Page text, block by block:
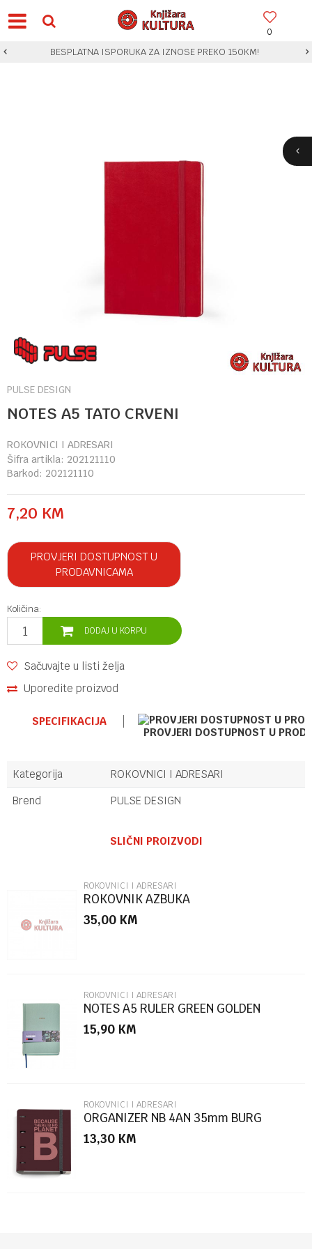
0
BESPLATNA ISPORUKA ZA IZNOSE PREKO 150KM!
PULSE DESIGN
NOTES A5 TATO CRVENI
ROKOVNICI I ADRESARI
Šifra artikla: 202121110
Barkod: 202121110
7,20 KM
PROVJERI DOSTUPNOST U
PRODAVNICAMA
Količina:
DODAJ U KORPU
Sačuvajte u listi želja
Uporedite proizvod
SPECIFIKACIJA
PROVJERI DOSTUPNOST U
Kategorija
ROKOVNICI I ADRESARI
Brend
PULSE DESIGN
Poruka
POŠALJI
SLIČNI PROIZVODI
ROKOVNICI I ADRESARI
ROKOVNIK AZBUKA
35,00 KM
ROKOVNICI I ADRESARI
NOTES A5 RULER GREEN GOLDEN
JAZMIN MR8307
15,90 KM
ROKOVNICI I ADRESARI
ORGANIZER NB 4AN 35mm BURG
ECOALF
13,30 KM